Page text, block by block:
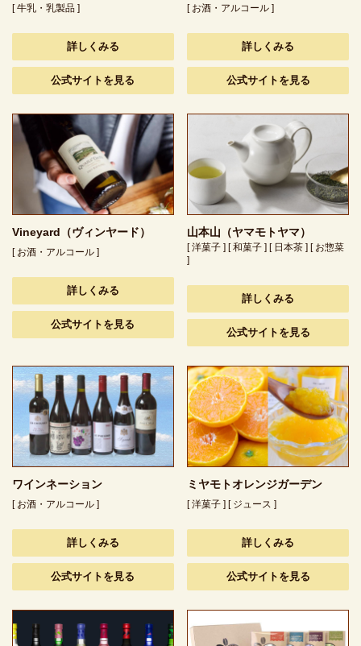
[ 牛乳・乳製品 ]
詳しくみる
公式サイトを見る
[ お酒・アルコール ]
詳しくみる
公式サイトを見る
Vineyard（ヴィンヤード）
[ お酒・アルコール ]
詳しくみる
公式サイトを見る
山本山（ヤマモトヤマ）
[ 洋菓子 ] [ 和菓子 ] [ 日本茶 ] [ お惣菜
]
詳しくみる
公式サイトを見る
ワインネーション
[ お酒・アルコール ]
詳しくみる
公式サイトを見る
ミヤモトオレンジガーデン
[ 洋菓子 ] [ ジュース ]
詳しくみる
公式サイトを見る